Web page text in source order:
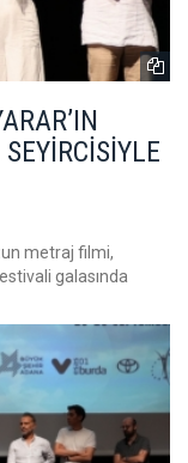
metraj filmi,
galasında